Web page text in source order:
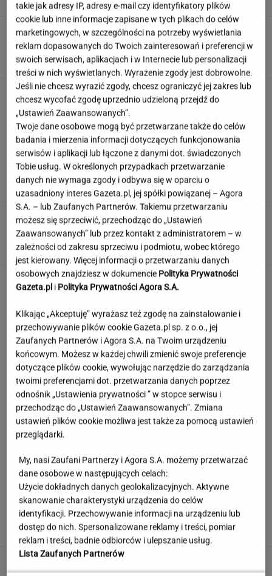
Gazowana nawadnia gorzej? Lekarz mówi, jak
jest naprawdę
Katarzyna poroniła.
Lekarka uparła się przy skrobance
SUBSKRYPCJA
Tragiczna śmierci Łukasza Litewki. Kierowca
pierwszy raz zabrał głos
Wypadek w Wielkopolsce. Policja: Kobieta
zostawiła swojego syna
Pogacar jest o 7 proc. lepszy od
reszty świata. "Tego nie potrafię wyjaśnić"
SUBSKRYPCJA
takie jak adresy IP, adresy e-mail czy identyfikatory plików
cookie lub inne informacje zapisane w tych plikach do celów
marketingowych, w szczególności na potrzeby wyświetlania
reklam dopasowanych do Twoich zainteresowań i preferencji w
swoich serwisach, aplikacjach i w Internecie lub personalizacji
treści w nich wyświetlanych. Wyrażenie zgody jest dobrowolne.
Jeśli nie chcesz wyrazić zgody, chcesz ograniczyć jej zakres lub
chcesz wycofać zgodę uprzednio udzieloną przejdź do
„Ustawień Zaawansowanych”.
Twoje dane osobowe mogą być przetwarzane także do celów
badania i mierzenia informacji dotyczących funkcjonowania
serwisów i aplikacji lub łączone z danymi dot. świadczonych
Tobie usług. W określonych przypadkach przetwarzanie
danych nie wymaga zgody i odbywa się w oparciu o
uzasadniony interes Gazeta.pl, jej spółki powiązanej – Agora
S.A. – lub Zaufanych Partnerów. Takiemu przetwarzaniu
możesz się sprzeciwić, przechodząc do „Ustawień
Zaawansowanych” lub przez kontakt z administratorem – w
zależności od zakresu sprzeciwu i podmiotu, wobec którego
jest kierowany. Więcej informacji o przetwarzaniu danych
osobowych znajdziesz w dokumencie Polityka Prywatności
Gazeta.pl i Polityka Prywatności Agora S.A.
Klikając „Akceptuję” wyrażasz też zgodę na zainstalowanie i
przechowywanie plików cookie Gazeta.pl sp. z o.o., jej
Zaufanych Partnerów i Agora S.A. na Twoim urządzeniu
końcowym. Możesz w każdej chwili zmienić swoje preferencje
dotyczące plików cookie, wywołując narzędzie do zarządzania
twoimi preferencjami dot. przetwarzania danych poprzez
odnośnik „Ustawienia prywatności ” w stopce serwisu i
przechodząc do „Ustawień Zaawansowanych”. Zmiana
ustawień plików cookie możliwa jest także za pomocą ustawień
przeglądarki.
My, nasi Zaufani Partnerzy i Agora S.A. możemy przetwarzać
dane osobowe w następujących celach:
Użycie dokładnych danych geolokalizacyjnych. Aktywne
skanowanie charakterystyki urządzenia do celów
identyfikacji. Przechowywanie informacji na urządzeniu lub
dostęp do nich. Spersonalizowane reklamy i treści, pomiar
reklam i treści, badnie odbiorców i ulepszanie usług.
Lista Zaufanych Partnerów